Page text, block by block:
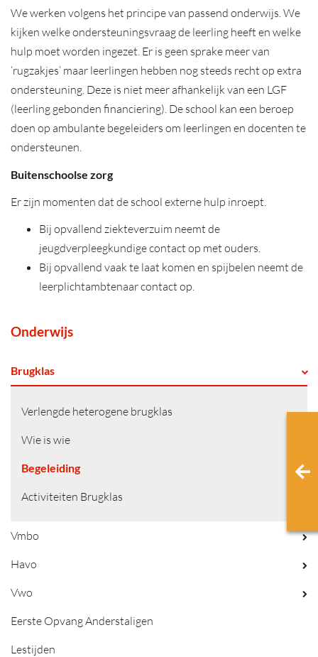
Onderwijs
Brugklas
Verlengde heterogene brugklas
Wie is wie
Begeleiding
Activiteiten Brugklas
Vmbo
Havo
Vwo
Eerste Opvang Anderstaligen
Lestijden
We werken volgens het principe van passend onderwijs. We
kijken welke ondersteuningsvraag de leerling heeft en welke
hulp moet worden ingezet. Er is geen sprake meer van
‘rugzakjes’ maar leerlingen hebben nog steeds recht op extra
ondersteuning. Deze is niet meer afhankelijk van een LGF
(leerling gebonden financiering). De school kan een beroep
doen op ambulante begeleiders om leerlingen en docenten te
ondersteunen.
Buitenschoolse zorg
Er zijn momenten dat de school externe hulp inroept.
Bij opvallend ziekteverzuim neemt de
jeugdverpleegkundige contact op met ouders.
Bij opvallend vaak te laat komen en spijbelen neemt de
leerplichtambtenaar contact op.